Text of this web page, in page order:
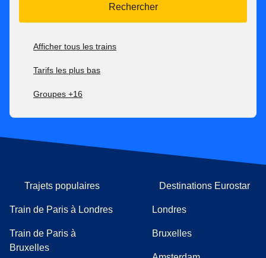
Rechercher
Afficher tous les trains
Tarifs les plus bas
Groupes +16
Trajets populaires
Train de Paris à Londres
Train de Paris à
Bruxelles
Destinations Eurostar
Londres
Bruxelles